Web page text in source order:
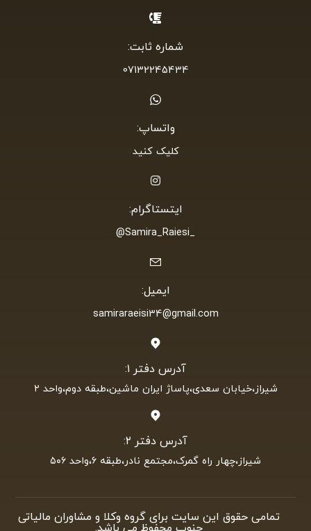
شماره ثابت:
07132245434
واتساپ:
کلیک کنید
ایتستاگرام:
_Samira_Raiesi@
ایمیل:
samiraraeisi34@gmail.com
آدرس دفتر ۱:
شیراز،خیابان سعدی،پاساژ ایران ماشین،طبقه دوم،واحد ۲
آدرس دفتر ۲:
شیراز،چهار راه گمرک،مجتمع نادر،طبقه ۶،واحد ۵۰۶
تمامی حقوق این سایت برای گروه وکلا و مشاوران مالیاتی